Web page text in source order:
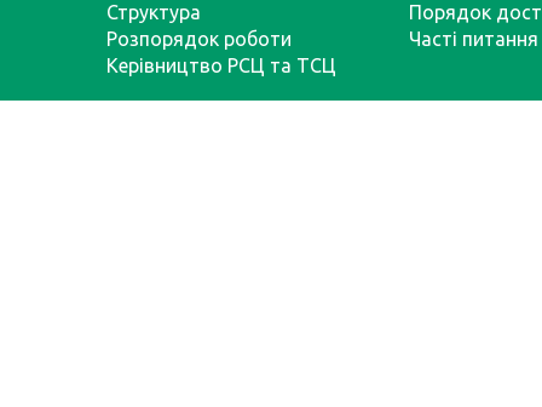
Структура
Розпорядок роботи
Керівництво РСЦ та ТСЦ
Порядок
Часті питання